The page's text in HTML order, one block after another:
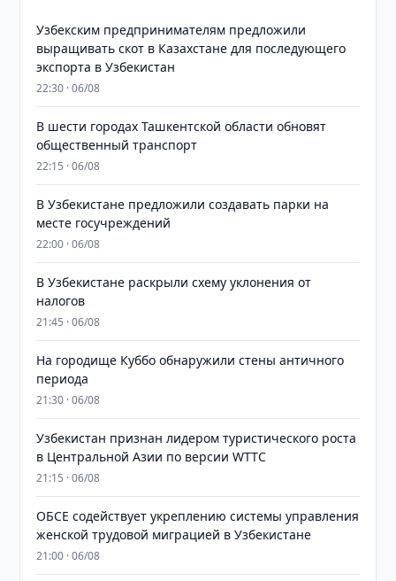
Узбекским предпринимателям предложили
выращивать скот в Казахстане для последующего
экспорта в Узбекистан
22:30 · 06/08
В шести городах Ташкентской области обновят
общественный транспорт
22:15 · 06/08
В Узбекистане предложили создавать парки на
месте госучреждений
22:00 · 06/08
В Узбекистане раскрыли схему уклонения от
налогов
21:45 · 06/08
На городище Куббо обнаружили стены античного
периода
21:30 · 06/08
Узбекистан признан лидером туристического роста
в Центральной Азии по версии WTTC
21:15 · 06/08
ОБСЕ содействует укреплению системы управления
женской трудовой миграцией в Узбекистане
21:00 · 06/08